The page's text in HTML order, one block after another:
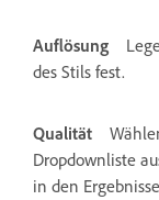
Auflösung
des Stils fest.
Qualität
Dropdownliste
in den